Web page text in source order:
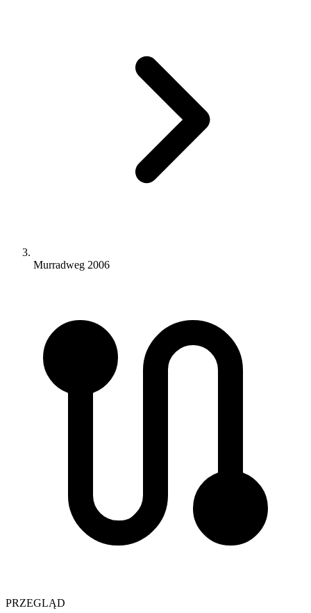
Murradweg 2006
PRZEGLĄD